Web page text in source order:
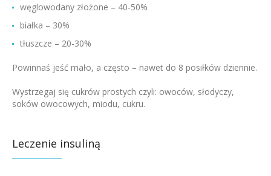
węglowodany złożone – 40-50%
białka – 30%
tłuszcze – 20-30%
Powinnaś jeść mało, a często – nawet do 8 posiłków dziennie.
Wystrzegaj się cukrów prostych czyli: owoców, słodyczy,
soków owocowych, miodu, cukru.
Leczenie insuliną